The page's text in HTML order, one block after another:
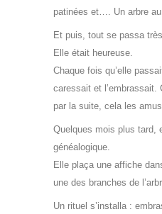
patinées et…. Un arbre au
Et puis, tout se passa
Elle était heureuse.
Chaque fois qu’elle
caressait et
par la suite, cela les
Quelques mois plus tard,
généalogique.
Elle plaça une affiche
une des branches de
Un rituel s’installa :